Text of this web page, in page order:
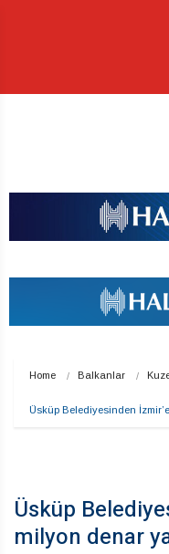
Home Balkanlar
Üsküp Belediyesinden
Üsküp
milyon denar